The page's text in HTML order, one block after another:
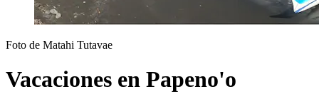
Foto de Matahi Tutavae
Vacaciones en Papeno'o